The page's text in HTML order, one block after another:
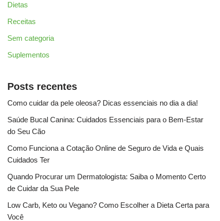
Dietas
Receitas
Sem categoria
Suplementos
Posts recentes
Como cuidar da pele oleosa? Dicas essenciais no dia a dia!
Saúde Bucal Canina: Cuidados Essenciais para o Bem-Estar
do Seu Cão
Como Funciona a Cotação Online de Seguro de Vida e Quais
Cuidados Ter
Quando Procurar um Dermatologista: Saiba o Momento Certo
de Cuidar da Sua Pele
Low Carb, Keto ou Vegano? Como Escolher a Dieta Certa para
Você